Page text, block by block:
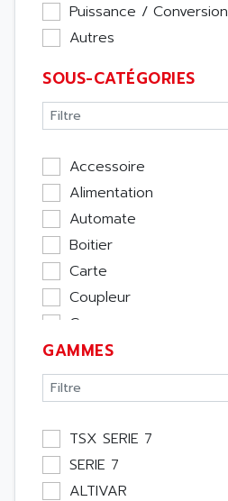
Puissance / Conversion
Autres
SOUS-CATÉGORIES
Accessoire
Alimentation
Automate
Boitier
Carte
Coupleur
Cpu
Ecran
Entrée / Sortie
Memoire
Module Métier
Moteur
Pupitre Opérateur
GAMMES
TSX SERIE 7
SERIE 7
ALTIVAR